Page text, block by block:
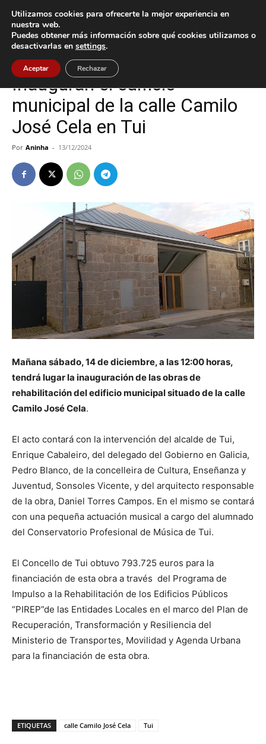
Inicio Cultura / Ocio
Cultura / Ocio Tui
Inauguran el edificio
municipal de la calle Camilo
José Cela en Tui
Por Aninha - 13/12/2024
Mañana sábado, 14 de diciembre, a las 12:00 horas,
tendrá lugar la inauguración de las obras de
rehabilitación del edificio municipal situado de la calle
Camilo José Cela.
El acto contará con la intervención del alcalde de Tui,
Enrique Cabaleiro, del delegado del Gobierno en Galicia,
Pedro Blanco, de la concelleira de Cultura, Enseñanza y
Juventud, Sonsoles Vicente, y del arquitecto responsable
de la obra, Daniel Torres Campos. En el mismo se contará
con una pequeña actuación musical a cargo del alumnado
del Conservatorio Profesional de Música de Tui.
El Concello de Tui obtuvo 793.725 euros para la
financiación de esta obra a través del Programa de
Impulso a la Rehabilitación de los Edificios Públicos
“PIREP”de las Entidades Locales en el marco del Plan de
Recuperación, Transformación y Resiliencia del
Ministerio de Transportes, Movilidad y Agenda Urbana
para la financiación de esta obra.
ETIQUETAS calle Camilo José Cela Tui
Utilizamos cookies para ofrecerte la mejor experiencia en
nuestra web.
Puedes obtener más información sobre qué cookies utilizamos o
desactivarlas en settings.
Aceptar Rechazar